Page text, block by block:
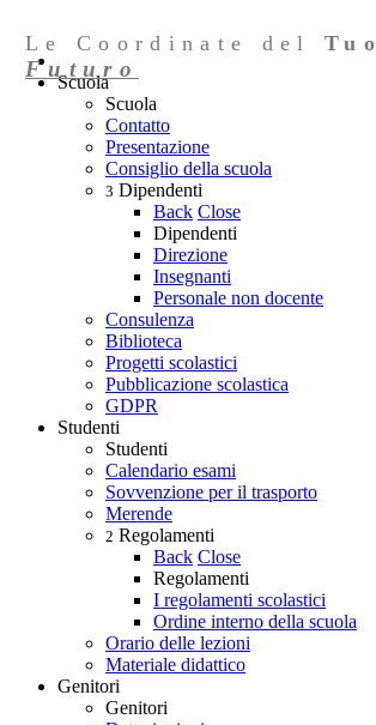
Le Coordinate delTuo
Futuro
Scuola
Scuola
Contatto
Presentazione
Consiglio della scuola
3 Dipendenti
Back Close
Dipendenti
Direzione
Insegnanti
Personale non docente
Consulenza
Biblioteca
Progetti scolastici
Pubblicazione scolastica
GDPR
Studenti
Studenti
Calendario esami
Sovvenzione per il trasporto
Merende
2 Regolamenti
Back Close
Regolamenti
I regolamenti scolastici
Ordine interno della scuola
Orario delle lezioni
Materiale didattico
Genitori
Genitori